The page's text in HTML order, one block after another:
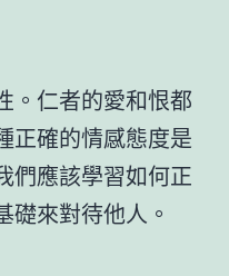
。仁者的愛和恨都
正確的情感態度是
們應該學習如何正
礎來對待他人。